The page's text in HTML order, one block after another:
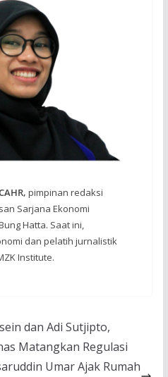
pimpinan redaksi
Sarjana Ekonomi
Hatta. Saat ini,
dan pelatih jurnalistik
Institute.
dan Adi Sutjipto,
Matangkan Regulasi
Umar Ajak Rumah